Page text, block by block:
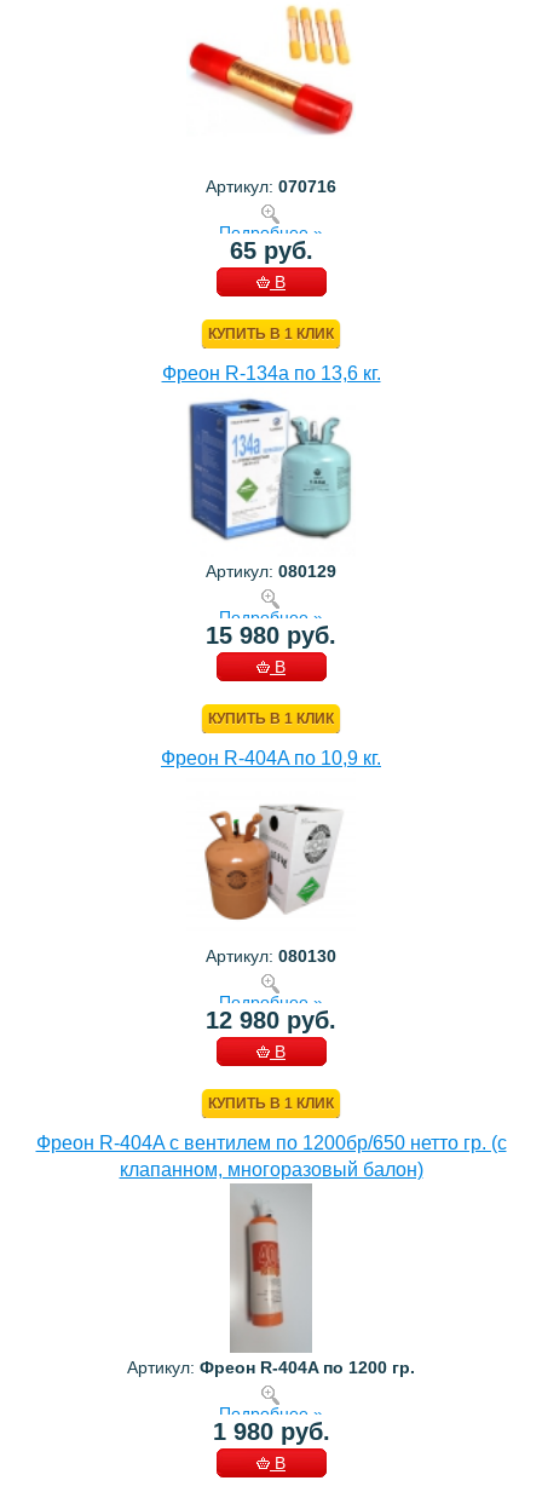
Артикул: 070716
Подробнее »
65 руб.
В
КУПИТЬ В 1 КЛИК
Фреон R-134a по 13,6 кг.
Артикул: 080129
Подробнее »
15 980 руб.
В
КУПИТЬ В 1 КЛИК
Фреон R-404A по 10,9 кг.
Артикул: 080130
Подробнее »
12 980 руб.
В
КУПИТЬ В 1 КЛИК
Фреон R-404A с вентилем по 1200бр/650 нетто гр. (с
клапанном, многоразовый балон)
Артикул: Фреон R-404A по 1200 гр.
Подробнее »
1 980 руб.
В